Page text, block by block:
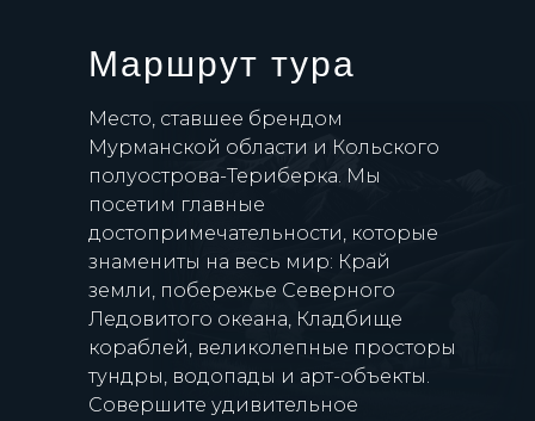
Маршрут тура
Место, ставшее брендом
Мурманской области и Кольского
полуострова-Териберка. Мы
посетим главные
достопримечательности, которые
знамениты на весь мир: Край
земли, побережье Северного
Ледовитого океана, Кладбище
кораблей, великолепные просторы
тундры, водопады и арт-объекты.
Совершите удивительное